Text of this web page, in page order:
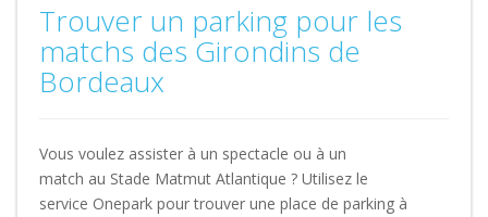
Trouver un parking pour les
matchs des Girondins de
Bordeaux
Vous voulez assister à un spectacle ou à un
match au Stade Matmut Atlantique ? Utilisez le
service Onepark pour trouver une place de parking à